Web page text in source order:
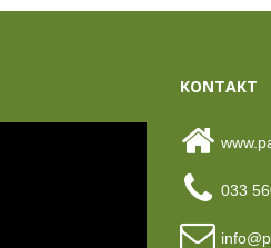
KONTAKT
033